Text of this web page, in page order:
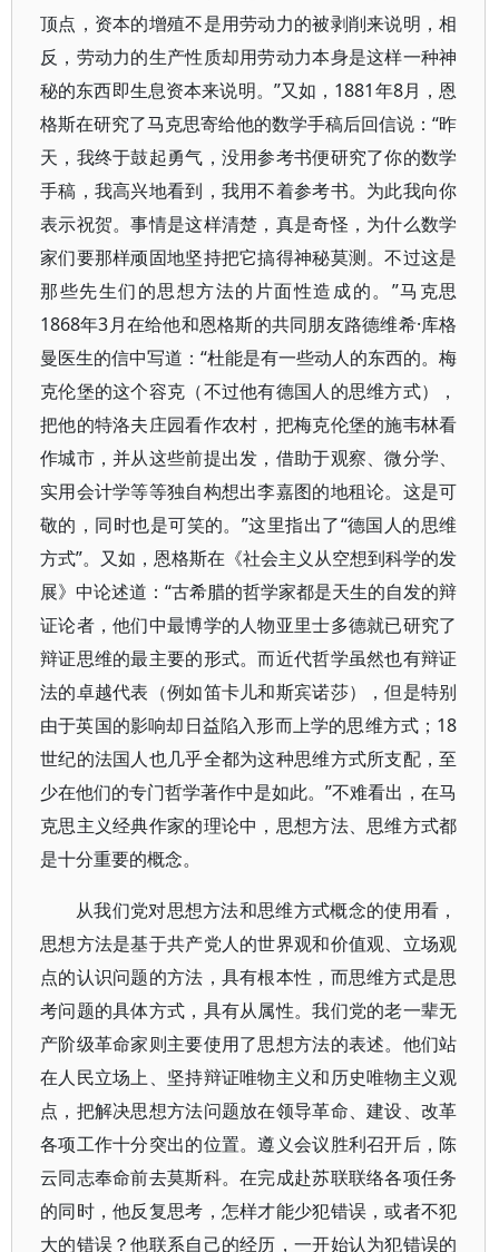
顶点，资本的增殖不是用劳动力的被剥削来说明，相
反，劳动力的生产性质却用劳动力本身是这样一种神
秘的东西即生息资本来说明。”又如，1881年8月，恩
格斯在研究了马克思寄给他的数学手稿后回信说：“昨
天，我终于鼓起勇气，没用参考书便研究了你的数学
手稿，我高兴地看到，我用不着参考书。为此我向你
表示祝贺。事情是这样清楚，真是奇怪，为什么数学
家们要那样顽固地坚持把它搞得神秘莫测。不过这是
那些先生们的思想方法的片面性造成的。”马克思
1868年3月在给他和恩格斯的共同朋友路德维希·库格
曼医生的信中写道：“杜能是有一些动人的东西的。梅
克伦堡的这个容克（不过他有德国人的思维方式），
把他的特洛夫庄园看作农村，把梅克伦堡的施韦林看
作城市，并从这些前提出发，借助于观察、微分学、
实用会计学等等独自构想出李嘉图的地租论。这是可
敬的，同时也是可笑的。”这里指出了“德国人的思维
方式”。又如，恩格斯在《社会主义从空想到科学的发
展》中论述道：“古希腊的哲学家都是天生的自发的辩
证论者，他们中最博学的人物亚里士多德就已研究了
辩证思维的最主要的形式。而近代哲学虽然也有辩证
法的卓越代表（例如笛卡儿和斯宾诺莎），但是特别
由于英国的影响却日益陷入形而上学的思维方式；18
世纪的法国人也几乎全都为这种思维方式所支配，至
少在他们的专门哲学著作中是如此。”不难看出，在马
克思主义经典作家的理论中，思想方法、思维方式都
是十分重要的概念。
从我们党对思想方法和思维方式概念的使用看，
思想方法是基于共产党人的世界观和价值观、立场观
点的认识问题的方法，具有根本性，而思维方式是思
考问题的具体方式，具有从属性。我们党的老一辈无
产阶级革命家则主要使用了思想方法的表述。他们站
在人民立场上、坚持辩证唯物主义和历史唯物主义观
点，把解决思想方法问题放在领导革命、建设、改革
各项工作十分突出的位置。遵义会议胜利召开后，陈
云同志奉命前去莫斯科。在完成赴苏联联络各项任务
的同时，他反复思考，怎样才能少犯错误，或者不犯
大的错误？他联系自己的经历，一开始认为犯错误的